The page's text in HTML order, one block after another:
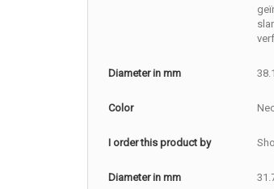
Diameter in mm 38.1
Color
I order this product by
Diameter in mm